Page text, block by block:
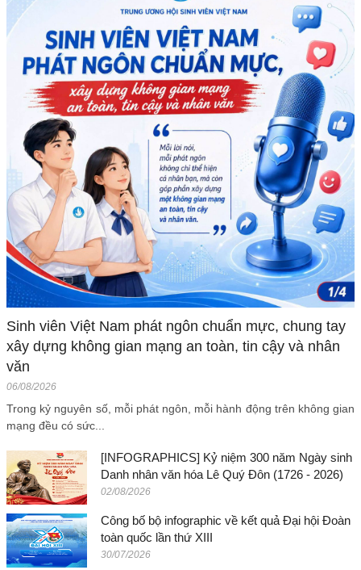
Sinh viên Việt Nam phát ngôn chuẩn mực, chung tay
xây dựng không gian mạng an toàn, tin cậy và nhân
văn
06/08/2026
Trong kỷ nguyên số, mỗi phát ngôn, mỗi hành động trên không gian
mạng đều có sức...
[INFOGRAPHICS] Kỷ niệm 300 năm Ngày sinh
Danh nhân văn hóa Lê Quý Đôn (1726 - 2026)
02/08/2026
Công bố bộ infographic về kết quả Đại hội Đoàn
toàn quốc lần thứ XIII
30/07/2026